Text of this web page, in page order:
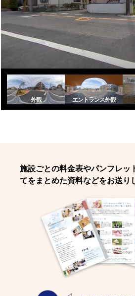
外観 エントランス外観
施設ごとの料金表やパンフレッ
てをまとめた資料などをお送り